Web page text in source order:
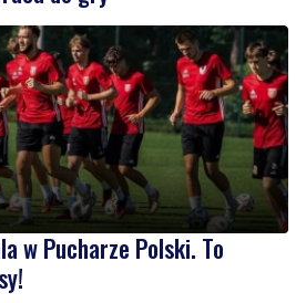
do gry